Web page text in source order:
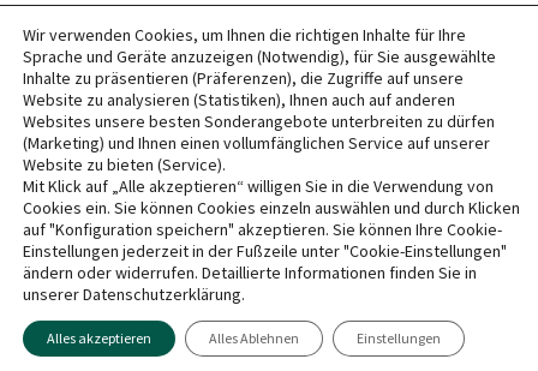
Wir verwenden Cookies, um Ihnen die richtigen Inhalte für Ihre
Sprache und Geräte anzuzeigen (Notwendig), für Sie ausgewählte
Inhalte zu präsentieren (Präferenzen), die Zugriffe auf unsere
Website zu analysieren (Statistiken), Ihnen auch auf anderen
Websites unsere besten Sonderangebote unterbreiten zu dürfen
(Marketing) und Ihnen einen vollumfänglichen Service auf unserer
Website zu bieten (Service).
Mit Klick auf „Alle akzeptieren“ willigen Sie in die Verwendung von
Cookies ein. Sie können Cookies einzeln auswählen und durch Klicken
auf "Konfiguration speichern" akzeptieren. Sie können Ihre Cookie-
Einstellungen jederzeit in der Fußzeile unter "Cookie-Einstellungen"
ändern oder widerrufen. Detaillierte Informationen finden Sie in
unserer Datenschutzerklärung.
Alles akzeptieren Alles Ablehnen Einstellungen